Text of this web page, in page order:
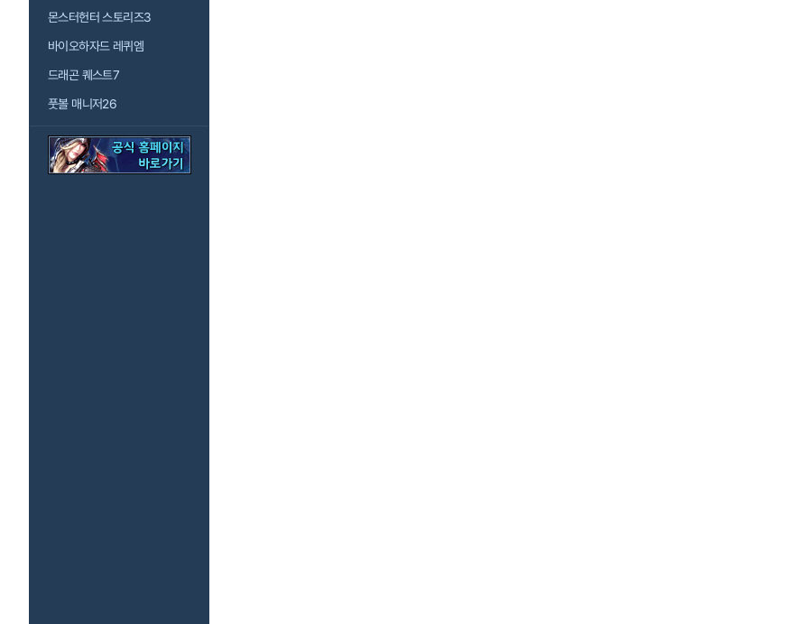
몬스터헌터 스토리즈3
바이오하자드 레퀴엠
드래곤 퀘스트7
풋볼 매니저26